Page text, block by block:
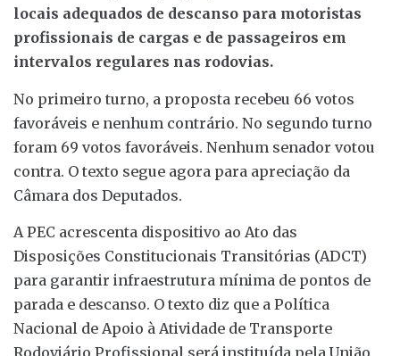
locais adequados de descanso para motoristas
profissionais de cargas e de passageiros em
intervalos regulares nas rodovias.
No primeiro turno, a proposta recebeu 66 votos
favoráveis e nenhum contrário. No segundo turno
foram 69 votos favoráveis. Nenhum senador votou
contra. O texto segue agora para apreciação da
Câmara dos Deputados.
A PEC acrescenta dispositivo ao Ato das
Disposições Constitucionais Transitórias (ADCT)
para garantir infraestrutura mínima de pontos de
parada e descanso. O texto diz que a Política
Nacional de Apoio à Atividade de Transporte